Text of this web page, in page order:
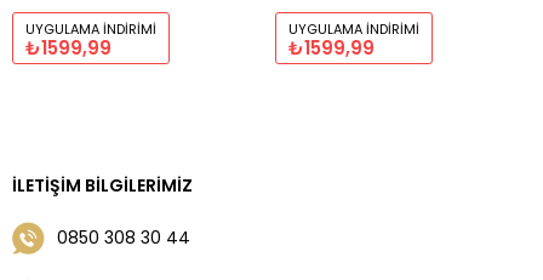
UYGULAMA İNDIRIMI
₺1599,99
UYGULAMA İNDIRIMI
₺1599,99
İLETIŞIM BILGILERIMIZ
0850 308 30 44